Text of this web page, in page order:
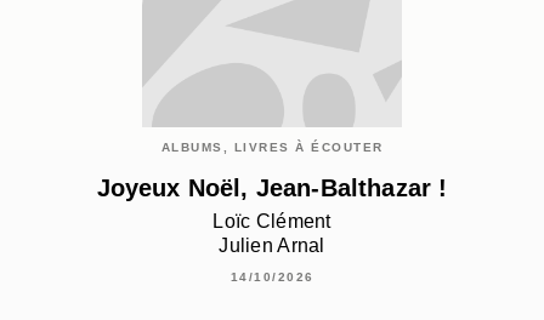
ALBUMS, LIVRES À ÉCOUTER
Joyeux Noël, Jean-Balthazar !
Loïc Clément
Julien Arnal
14/10/2026